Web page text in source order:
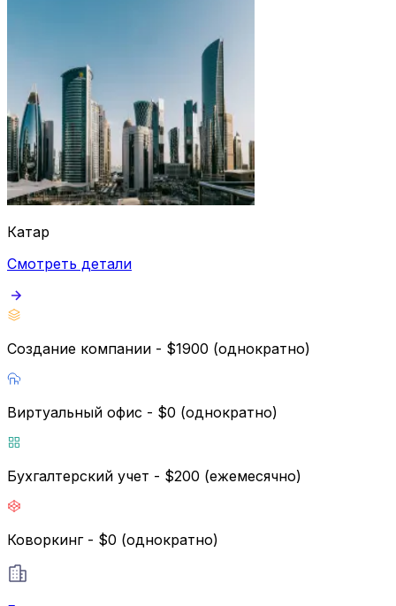
Катар
Смотреть детали
Создание компании - $1900 (однократно)
Виртуальный офис - $0 (однократно)
Бухгалтерский учет - $200 (ежемесячно)
Коворкинг - $0 (однократно)